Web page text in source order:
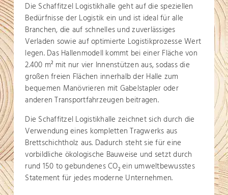
Die Schaffitzel Logistikhalle geht auf die speziellen
Bedürfnisse der Logistik ein und ist ideal für alle
Branchen, die auf schnelles und zuverlässiges
Verladen sowie auf optimierte Logistikprozesse Wert
legen. Das Hallenmodell kommt bei einer Fläche von
2.400 m2 mit nur vier Innenstützen aus, sodass die
großen freien Flächen innerhalb der Halle zum
bequemen Manövrieren mit Gabelstapler oder
anderen Transportfahrzeugen beitragen.
Die Schaffitzel Logistikhalle zeichnet sich durch die
Verwendung eines kompletten Tragwerks aus
Brettschichtholz aus. Dadurch steht sie für eine
vorbildliche ökologische Bauweise und setzt durch
rund 150 to gebundenes CO2ein umweltbewusstes
Statement für jedes moderne Unternehmen.